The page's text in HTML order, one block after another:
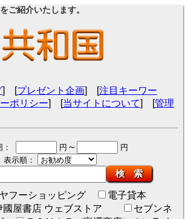
ご紹介いたします。
] [プレゼント企画] [注目キーワー
ポリシー] [当サイトについて] [管理
円 ～
円
表示順：
検 索
ヤフーショッピング
電子貸本
國屋書店 ウェブストア
セブンネ